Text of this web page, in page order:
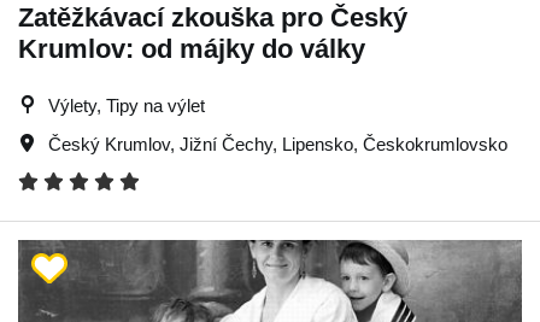
Zatěžkávací zkouška pro Český
Krumlov: od májky do války
Výlety, Tipy na výlet
Český Krumlov, Jižní Čechy, Lipensko, Českokrumlovsko